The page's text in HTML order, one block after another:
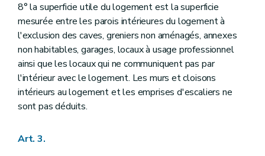
8° la superficie utile du logement est la superficie
mesurée entre les parois intérieures du logement à
l'exclusion des caves, greniers non aménagés, annexes
non habitables, garages, locaux à usage professionnel
ainsi que les locaux qui ne communiquent pas par
l'intérieur avec le logement. Les murs et cloisons
intérieurs au logement et les emprises d'escaliers ne
sont pas déduits.
Art. 3.